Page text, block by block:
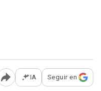
Abrir opciones para
IA Seguir en